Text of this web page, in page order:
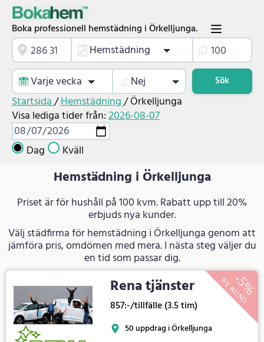
Boka professionell hemstädning i Örkelljunga.
Hemstädning
Varje vecka
Nej Sök
Startsida/Hemstädning/Örkelljunga
Visa lediga tider från:2026-08-07
Dag Kväll
Hemstädning i Örkelljunga
Priset är för hushåll på 100 kvm. Rabatt upp till 20%
erbjuds nya kunder.
Välj städfirma för hemstädning i Örkelljunga genom att
jämföra pris, omdömen med mera. I nästa steg väljer du
en tid som passar dig.
Rena tjänster
857:-/tillfälle (3.5 tim)
50 uppdrag i Örkelljunga